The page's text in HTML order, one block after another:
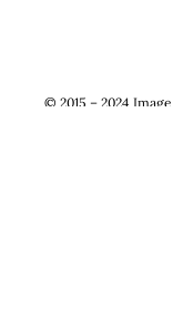
© 2015 – 2024